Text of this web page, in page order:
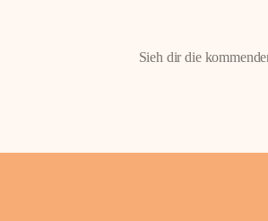
Sieh dir die